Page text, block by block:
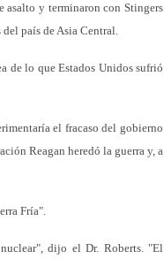
asalto y terminaron con Stingers
país de Asia Central.
de lo que Estados Unidos sufrió
el fracaso del gobierno
Reagan heredó la guerra y, a
Fría".
dijo el Dr. Roberts. "El